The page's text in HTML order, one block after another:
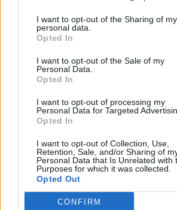
I want to opt-out of the Sharing of my
personal data.
Opted In
I want to opt-out of the Sale of my
Personal Data.
Opted In
I want to opt-out of processing my
Personal Data for Targeted
Opted In
I want to opt-out of Collection, Use,
Retention, Sale, and/or Sharing of
Personal Data that Is Unrelated with
Purposes for which it was collected.
Opted Out
CONFIRM
Cronografi
Chronograph